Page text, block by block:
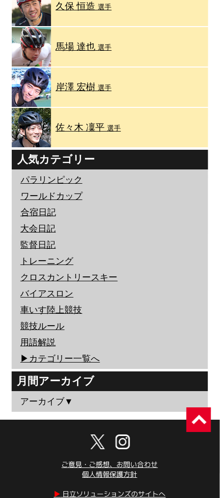
久保 恒造選手
馬場 達也選手
岸澤 宏樹選手
佐々木 凜平選手
人気カテゴリー
パラリンピック
ワールドカップ
合宿日記
大会日記
監督日記
トレーニング
クロスカントリースキー
バイアスロン
車いす陸上競技
競技ルール
用語解説
▶︎カテゴリー一覧へ
月間アーカイブ
アーカイブ▼
ご意見・ご感想、お問い合わせ
個人情報保護方針
▶︎ 日立ソリューションズのサイトへ